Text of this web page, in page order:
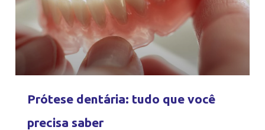
Prótese dentária: tudo que você
precisa saber